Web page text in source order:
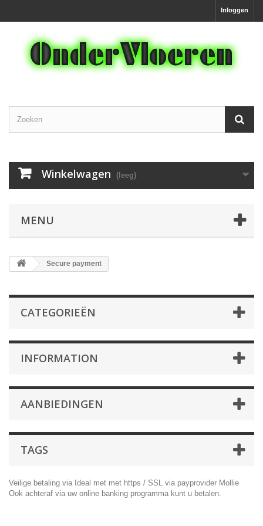
Inloggen
Winkelwagen (leeg)
MENU
Secure payment
CATEGORIEËN
INFORMATION
AANBIEDINGEN
TAGS
Veilige betaling via Ideal met met https / SSL via payprovider Mollie
Ook achteraf via uw online banking programma kunt u betalen.